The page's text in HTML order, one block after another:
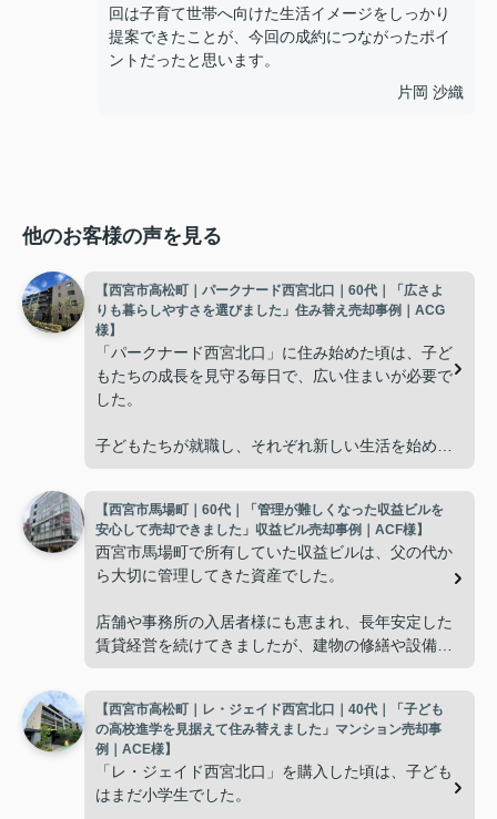
回は子育て世帯へ向けた生活イメージをしっかり
提案できたことが、今回の成約につながったポイ
ントだったと思います。
片岡 沙織
他のお客様の声を見る
【西宮市高松町｜パークナード西宮北口｜60代｜「広さよ
りも暮らしやすさを選びました」住み替え売却事例｜ACG
様】
「パークナード西宮北口」に住み始めた頃は、子ど
もたちの成長を見守る毎日で、広い住まいが必要で
した。
子どもたちが就職し、それぞれ新しい生活を始める
使わない部屋が増え、
「今の私たちには少し広すぎるね。」
掃除や管理の負担も考え、夫婦二人にちょうど良い
インフィニティエステートさんへ相談すると、「パ
ークナード西宮北口」の査定だけでなく、住み替え
先とのスケジュールや資金計画まで丁寧にサポート
してくださいました。
【西宮市馬場町｜60代｜「管理が難しくなった収益ビルを
安心して売却できました」収益ビル売却事例｜ACF様】
西宮市馬場町で所有していた収益ビルは、父の代か
ら大切に管理してきた資産でした。
店舗や事務所の入居者様にも恵まれ、長年安定した
賃貸経営を続けてきましたが、建物の修繕や設備更
子どもたちはそれぞれ別の仕事に就いており、
「将来、このビルの管理を任せるのは難しいかもし
れない。」
【西宮市高松町｜レ・ジェイド西宮北口｜40代｜「子ども
の高校進学を見据えて住み替えました」マンション売却事
例｜ACE様】
「レ・ジェイド西宮北口」を購入した頃は、子ども
はまだ小学生でした。